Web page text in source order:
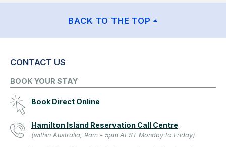
BACK TO THE TOP
CONTACT US
BOOK YOUR STAY
Book Direct Online
Hamilton Island Reservation Call Centre
(within Australia, 9am - 5pm AEST Monday to Friday)